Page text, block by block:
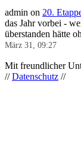
admin on 20.
das Jahr vorbei -
überstanden hätte
März 31, 09:27
Mit freundlicher
//Datenschutz //